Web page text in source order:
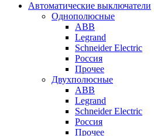
Автоматические выключатели
Однополюсные
ABB
Legrand
Schneider Electric
Россия
Прочее
Двухполюсные
ABB
Legrand
Schneider Electric
Россия
Прочее